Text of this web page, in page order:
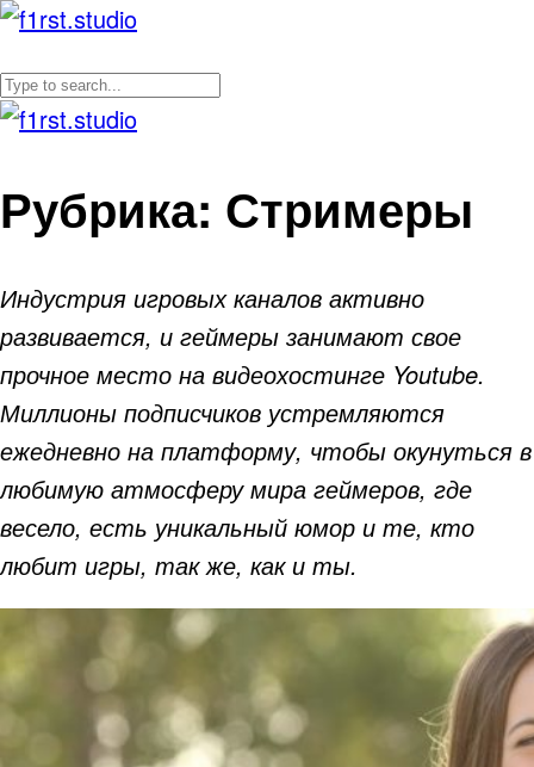
Рубрика: Стримеры
Индустрия игровых каналов активно
развивается, и геймеры занимают свое
прочное место на видеохостинге Youtube.
Миллионы подписчиков устремляются
ежедневно на платформу, чтобы окунуться в
любимую атмосферу мира геймеров, где
весело, есть уникальный юмор и те, кто
любит игры, так же, как и ты.